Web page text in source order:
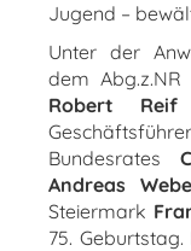
Jugend –
Unter der
dem Abg.z.NR
Robert Reif
Bundesrates
Andreas
Steiermark
75.